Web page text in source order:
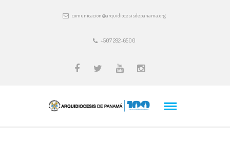
comunicacion@arquidiocesisdepanama.org
+507 282-6500